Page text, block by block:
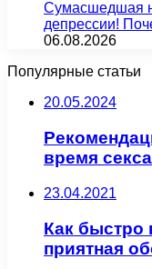
Сумасшедшая
депрессии!
06.08.2026
Популярные статьи
20.05.2024
время
23.04.2021
Как быстро
приятная